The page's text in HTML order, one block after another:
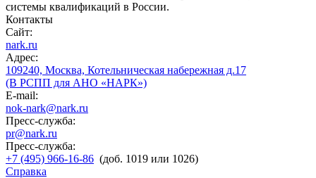
системы квалификаций в России.
Контакты
Сайт:
nark.ru
Адрес:
109240, Москва, Котельническая набережная д.17
(В РСПП для АНО «НАРК»)
E-mail:
nok-nark@nark.ru
Пресс-служба:
pr@nark.ru
Пресс-служба:
+7 (495) 966-16-86 (доб. 1019 или 1026)
Справка